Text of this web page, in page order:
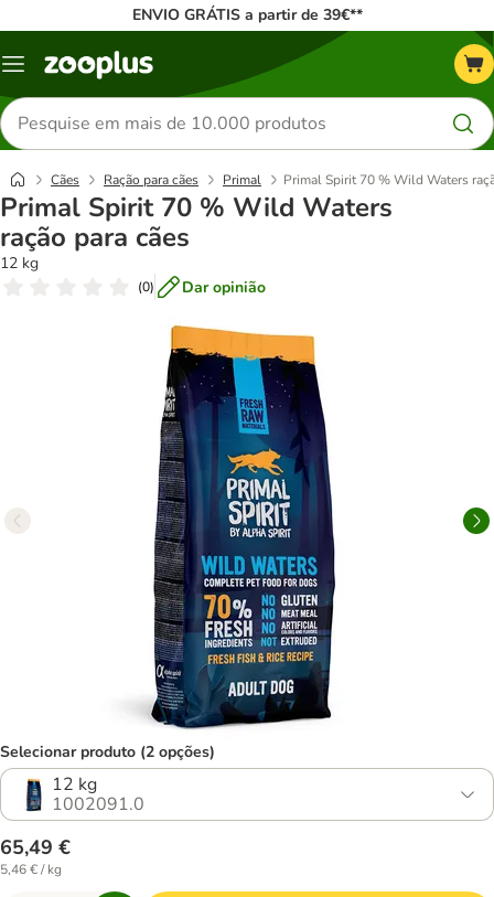
ENVIO GRÁTIS a partir de 39€**
Menu
Pesquisar
produtos
Cães Ração para cães Primal Primal Spirit 70 % Wild Waters
Primal Spirit 70 % Wild Waters
ração para cães
12 kg
(0) Dar opinião
Selecionar produto (2 opções)
12 kg
1002091.0
65,49 €
5,46 € / kg